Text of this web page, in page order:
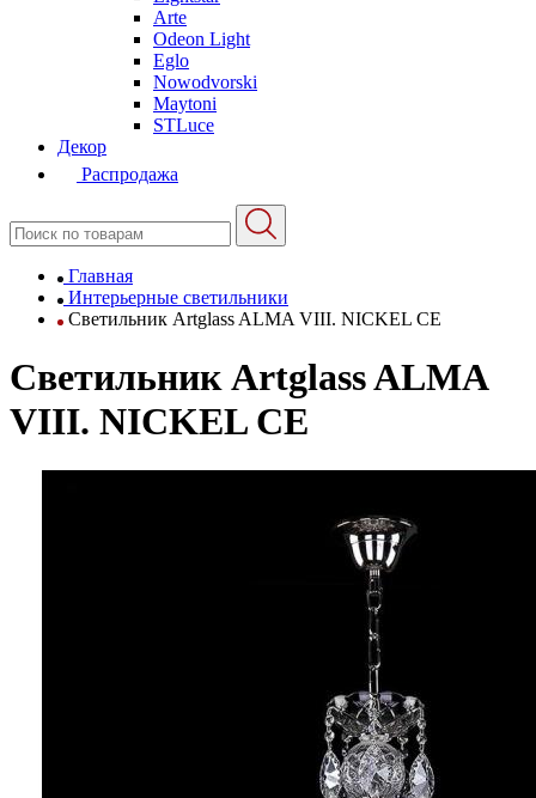
Arte
Odeon Light
Eglo
Nowodvorski
Maytoni
STLuce
Декор
Распродажа
Главная
Интерьерные светильники
Светильник Artglass ALMA VIII. NICKEL CE
Светильник Artglass ALMA
VIII. NICKEL CE